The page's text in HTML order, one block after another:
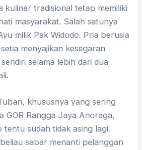
kuliner tradisional tetap memiliki
masyarakat. Salah satunya
milik Pak Widodo. Pria berusia
menyajikan kesegaran
selama lebih dari dua
.
khususnya yang sering
GOR Rangga Jaya Anoraga,
tentu sudah tidak asing lagi.
sabar menanti pelanggan